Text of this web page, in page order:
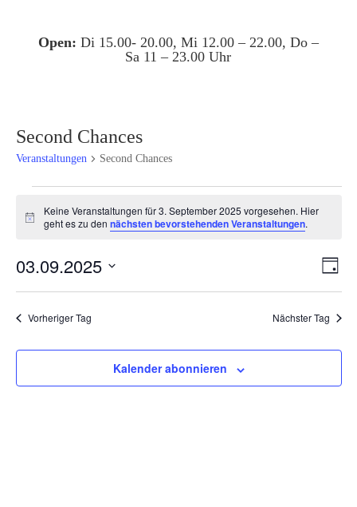
Open: Di 15.00- 20.00, Mi 12.00 – 22.00, Do –
Sa 11 – 23.00 Uhr
Second Chances
Veranstaltungen Second Chances
für
September
2025
Hinweis
Keine Veranstaltungen für 3. September 2025 vorgesehen. Hier
geht es zu dennächsten bevorstehenden Veranstaltungen.
Tag
03.09.2025
Vorheriger Tag Nächster Tag
Kalender abonnieren